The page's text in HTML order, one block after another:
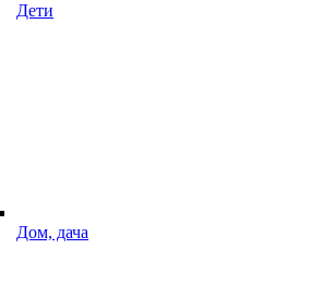
Дети
Дом, дача